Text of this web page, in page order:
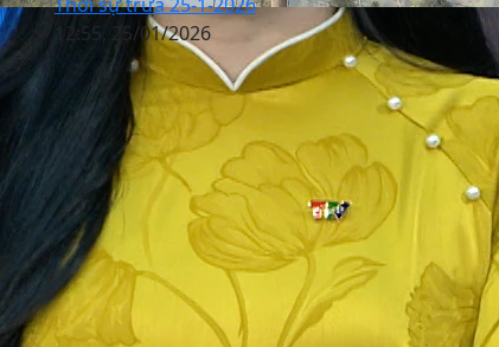
12:55, 25/01/2026